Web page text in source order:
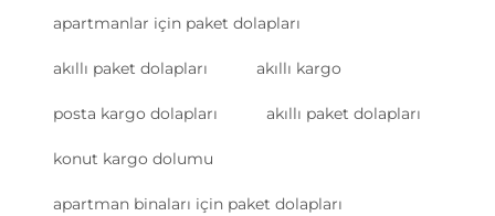
apartmanlar için paket dolapları
akıllı paket dolapları akıllı kargo
posta kargo dolapları akıllı paket dolapları
konut kargo dolumu
apartman binaları için paket dolapları